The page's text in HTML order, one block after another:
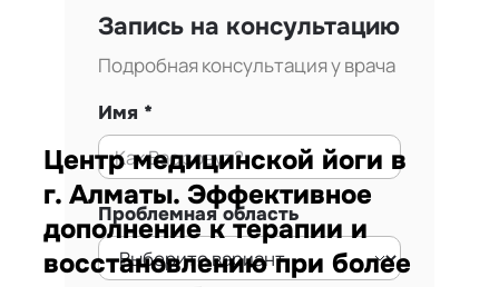
Запись на консультацию
Подробная консультация у врача
Имя
Проблемная область
Центр медицинской йоги в
г. Алматы. Эффективное
дополнение к терапии и
восстановлению при более